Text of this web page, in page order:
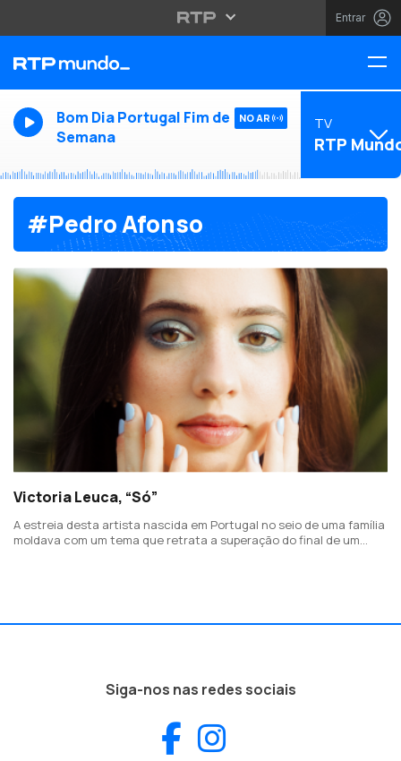
Entrar
Bom Dia Portugal Fim de
Semana
NO AR TV
RTP
#Pedro Afonso
Victoria Leuca, “Só”
A estreia desta artista nascida em Portugal no seio de uma família
moldava com um tema que retrata a superação do final de um
Siga-nos nas redes sociais
Facebook